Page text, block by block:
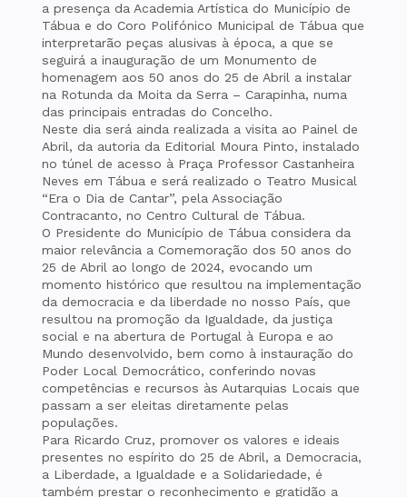
a presença da Academia Artística do Município de
Tábua e do Coro Polifónico Municipal de Tábua que
interpretarão peças alusivas à época, a que se
seguirá a inauguração de um Monumento de
homenagem aos 50 anos do 25 de Abril a instalar
na Rotunda da Moita da Serra – Carapinha, numa
das principais entradas do Concelho.
Neste dia será ainda realizada a visita ao Painel de
Abril, da autoria da Editorial Moura Pinto, instalado
no túnel de acesso à Praça Professor Castanheira
Neves em Tábua e será realizado o Teatro Musical
“Era o Dia de Cantar”, pela Associação
Contracanto, no Centro Cultural de Tábua.
O Presidente do Município de Tábua considera da
maior relevância a Comemoração dos 50 anos do
25 de Abril ao longo de 2024, evocando um
momento histórico que resultou na implementação
da democracia e da liberdade no nosso País, que
resultou na promoção da Igualdade, da justiça
social e na abertura de Portugal à Europa e ao
Mundo desenvolvido, bem como à instauração do
Poder Local Democrático, conferindo novas
competências e recursos às Autarquias Locais que
passam a ser eleitas diretamente pelas
populações.
Para Ricardo Cruz, promover os valores e ideais
presentes no espírito do 25 de Abril, a Democracia,
a Liberdade, a Igualdade e a Solidariedade, é
também prestar o reconhecimento e gratidão a